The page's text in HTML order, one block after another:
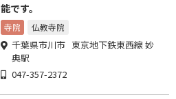
能です。
寺院 仏教寺院
千葉県市川市 東京地下鉄東西線 妙
典駅
047-357-2372